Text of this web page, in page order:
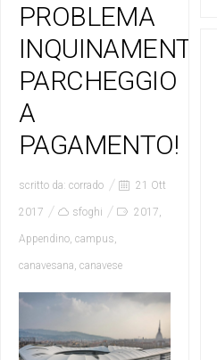
PROBLEMA
INQUINAMENTO?
PARCHEGGIO
A
PAGAMENTO!
scritto da: corrado 21 Ott
2017 sfoghi 2017,
Appendino, campus,
canavesana, canavese